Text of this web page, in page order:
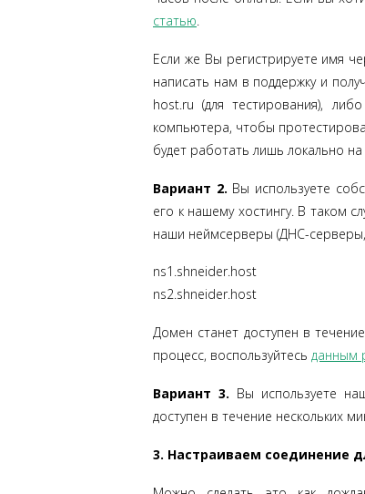
статью.
Если же Вы регистрируете имя
написать нам в поддержку и
host.ru (для тестирования),
компьютера, чтобы
будет работать лишь локально
Вариант 2. Вы используете
его к нашему хостингу. В таком
наши неймсерверы (ДНС-
ns1.shneider.host
ns2.shneider.host
Домен станет доступен в
процесс, воспользуйтесь данным
Вариант 3. Вы используете
доступен в течение нескольких
3. Настраиваем соединение